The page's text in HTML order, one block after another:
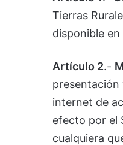
Tierras
disponible
Artículo 2.-
presentación
internet de
efecto por el
cualquiera